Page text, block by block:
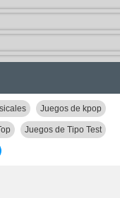
Juegos de kpop
Juegos de Tipo Test